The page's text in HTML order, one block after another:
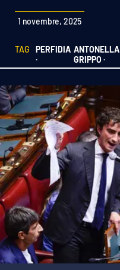
Podcast
Meteo
Editoriali
VIDEO
Ambiente
Cronaca
Cultura
Economia e Lavoro
1 novembre, 2025
TAG
PERFIDIA
·
ANTONELLA
GRIPPO ·